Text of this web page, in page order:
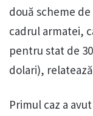
două scheme
cadrul armatei,
pentru stat de
dolari),
Primul caz a